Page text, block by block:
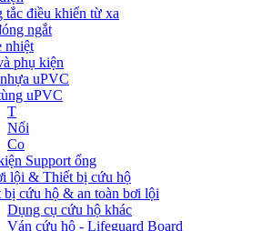
tắc điều khiển từ xa
ngắt
nhiệt
phụ kiện
uPVC
uPVC
T
Nối
Co
Support ống
lội & Thiết bị cứu hộ
bị cứu hộ & an toàn bơi lội
Dụng cụ cứu hộ khác
Ván cứu hộ - Lifeguard Board